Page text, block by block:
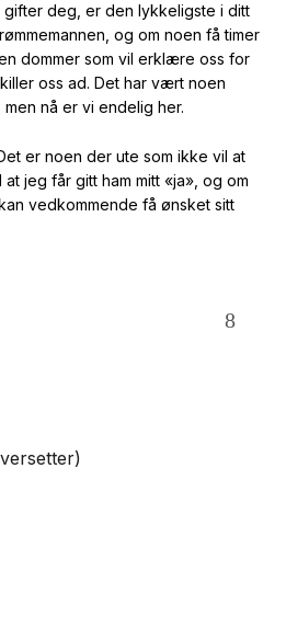
deg, er den lykkeligste i ditt
og om noen få timer
dommer som vil erklære oss for
oss ad. Det har vært noen
nå er vi endelig her.
er noen der ute som ikke vil at
jeg får gitt ham mitt «ja», og om
vedkommende få ønsket sitt